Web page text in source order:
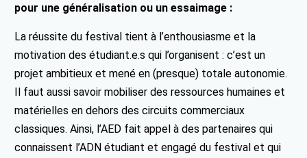
pour une généralisation ou un essaimage :
La réussite du festival tient à l’enthousiasme et la
motivation des étudiant.e.s qui l’organisent : c’est un
projet ambitieux et mené en (presque) totale autonomie.
Il faut aussi savoir mobiliser des ressources humaines et
matérielles en dehors des circuits commerciaux
classiques. Ainsi, l’AED fait appel à des partenaires qui
connaissent l’ADN étudiant et engagé du festival et qui